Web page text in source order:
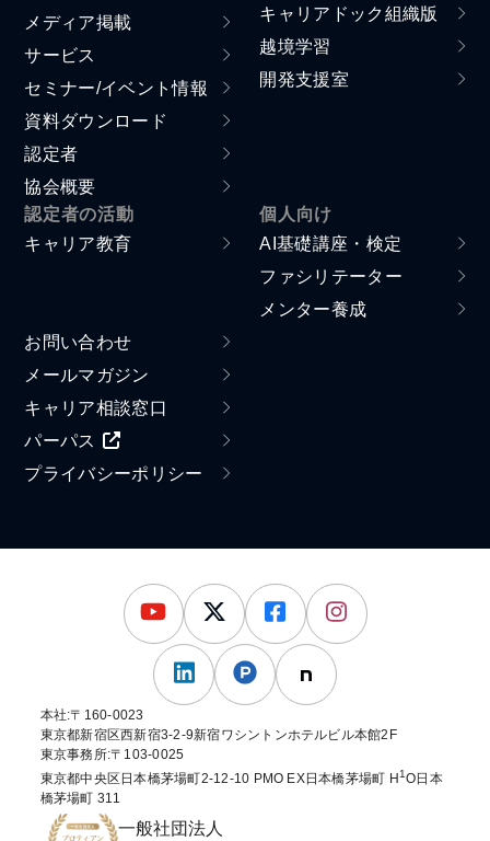
メディア掲載
サービス
セミナー/イベント情報
資料ダウンロード
認定者
協会概要
キャリアドック組織版
越境学習
開発支援室
認定者の活動
キャリア教育
個人向け
AI基礎講座・検定
ファシリテーター
メンター養成
お問い合わせ
メールマガジン
キャリア相談窓口
パーパス
プライバシーポリシー
一般社団法人
本社:〒160-0023
東京都新宿区西新宿3-2-9新宿ワシントンホテルビル本館2F
東京事務所:〒103-0025
東京都中央区日本橋茅場町2-12-10 PMO EX日本橋茅場町 H 1O日本
橋茅場町 311